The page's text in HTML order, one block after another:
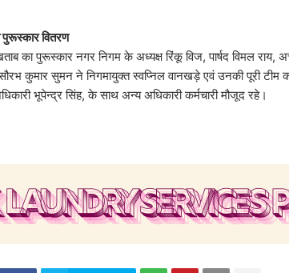
पुरूस्कार वितरण
का पुरूस्कार नगर निगम के अध्यक्ष रिंकू विज, पार्षद विमल राय,
कुमार सुमन ने निगमायुक्त स्वप्निल वानखड़े एवं उनकी पूरी
भूपेन्द्र सिंह, के साथ अन्य अधिकारी कर्मचारी मौजूद रहे।